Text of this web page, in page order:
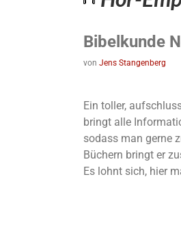
Bibelkunde
von Jens Stangenberg
Ein toller,
bringt alle
sodass man gerne
Büchern bringt er
Es lohnt sich, hier